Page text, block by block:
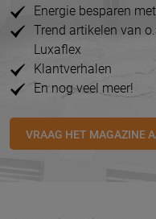
Energie besparen
Trend artikelen van
Luxaflex
Klantverhalen
En nog veel meer!
VRAAG HET MAGAZINE